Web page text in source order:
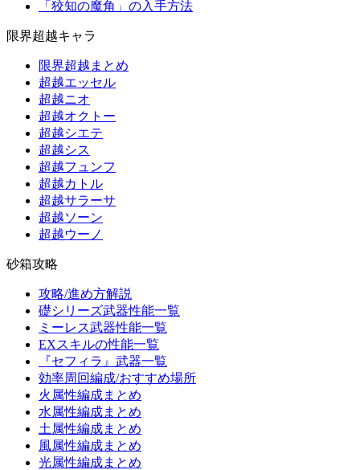
「狡知の魔角」の入手方法
限界超越キャラ
限界超越まとめ
超越エッセル
超越ニオ
超越オクトー
超越シエテ
超越シス
超越フュンフ
超越カトル
超越サラーサ
超越ソーン
超越ウーノ
砂箱攻略
攻略/進め方解説
礎シリーズ武器性能一覧
ミーレス武器性能一覧
EXスキルの性能一覧
『セフィラ』武器一覧
効率周回編成/おすすめ場所
火属性編成まとめ
水属性編成まとめ
土属性編成まとめ
風属性編成まとめ
光属性編成まとめ